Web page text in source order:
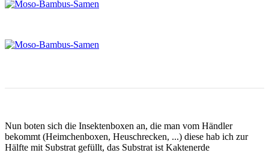
Nun boten sich die Insektenboxen an, die man vom Händler
bekommt (Heimchenboxen, Heuschrecken, ...) diese hab ich zur
Hälfte mit Substrat gefüllt, das Substrat ist Kaktenerde